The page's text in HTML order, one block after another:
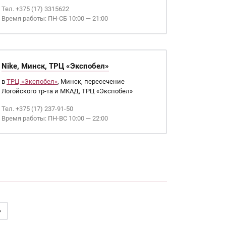
Тел. +375 (17) 3315622
Время работы: ПН-СБ 10:00 — 21:00
Nike, Минск, ТРЦ «Экспобел»
в ТРЦ «Экспобел», Минск, пересечение
Логойского тр-та и МКАД, ТРЦ «Экспобел»
Тел. +375 (17) 237-91-50
Время работы: ПН-ВС 10:00 — 22:00